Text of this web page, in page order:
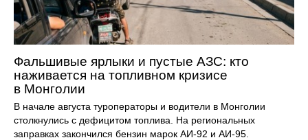
Фальшивые ярлыки и пустые АЗС: кто
наживается на топливном кризисе
в Монголии
В начале августа туроператоры и водители в Монголии
столкнулись с дефицитом топлива. На региональных
заправках закончился бензин марок АИ-92 и АИ-95.